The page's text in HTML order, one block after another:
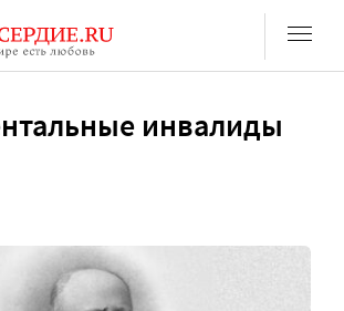
инвалиды